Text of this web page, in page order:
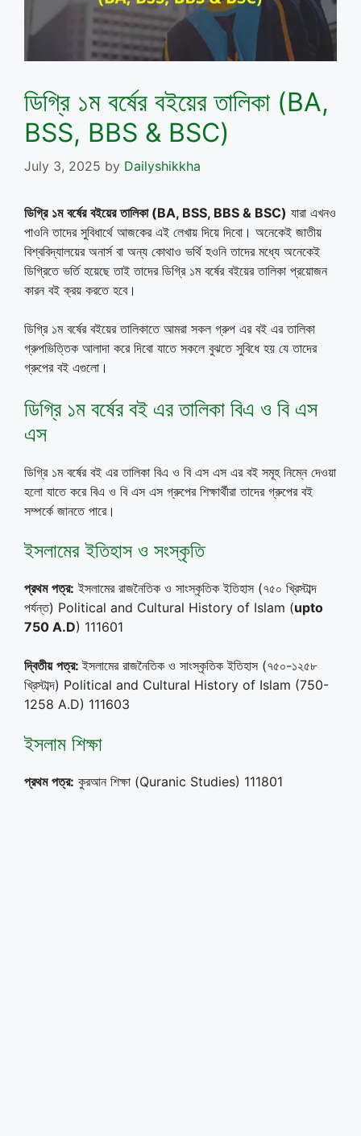
ডিগ্রি ১ম বর্ষের বইয়ের তালিকা (BA,
BSS, BBS & BSC)
July 3, 2025 by Dailyshikkha
ডিগ্রি ১ম বর্ষের বইয়ের তালিকা(BA, BSS, BBS & BSC) যারা এখনও
পাওনি তাদের সুবিধার্থে আজকের এই লেখায় দিয়ে দিবো। অনেকেই জাতীয়
বিশ্ববিদ্যালয়ের অনার্স বা অন্য কোথাও ভর্থি হওনি তাদের মধ্যে অনেকেই
ডিগ্রিতে ভর্তি হয়েছে তাই তাদের ডিগ্রি ১ম বর্ষের বইয়ের তালিকা প্রয়োজন
কারন বই ক্রয় করতে হবে।
ডিগ্রি ১ম বর্ষের বইয়ের তালিকাতে আমরা সকল গ্রুপ এর বই এর তালিকা
গ্রুপভিত্তিক আলাদা করে দিবো যাতে সকলে বুঝতে সুবিধে হয় যে তাদের
গ্রুপের বই এগুলো।
ডিগ্রি ১ম বর্ষের বই এর তালিকা বিএ ও বি এস
এস
ডিগ্রি ১ম বর্ষের বই এর তালিকা বিএ ও বি এস এস এর বই সমূহ নিম্নে দেওয়া
হলো যাতে করে বিএ ও বি এস এস গ্রুপের শিক্ষার্থীরা তাদের গ্রুপের বই
সম্পর্কে জানতে পারে।
ইসলামের ইতিহাস ও সংস্কৃতি
প্রথম পত্র: ইসলামের রাজনৈতিক ও সাংস্কৃতিক ইতিহাস (৭৫০ খ্রিস্টাব্দ
পর্যন্ত) Political and Cultural History of Islam (upto
750 A.D) 111601
দ্বিতীয় পত্র:ইসলামের রাজনৈতিক ও সাংস্কৃতিক ইতিহাস (৭৫০-১২৫৮
খ্রিস্টাব্দ) Political and Cultural History of Islam (750-
1258 A.D) 111603
ইসলাম শিক্ষা
প্রথম পত্র: কুরআন শিক্ষা (Quranic Studies) 111801